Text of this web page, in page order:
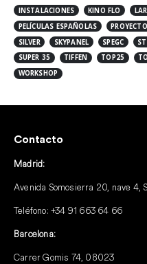
INSTALACIONES
KINO FLO
PELÍCULAS ESPAÑOLAS
SILVER
SKYPANEL SPEGC
SUPER 35
TIFFEN TOP25
WORKSHOP
Contacto
Madrid:
Avenida Somosierra 20, nave 4,
Teléfono:+34 91 663 64 66
Barcelona:
Carrer Gomis 74, 08023